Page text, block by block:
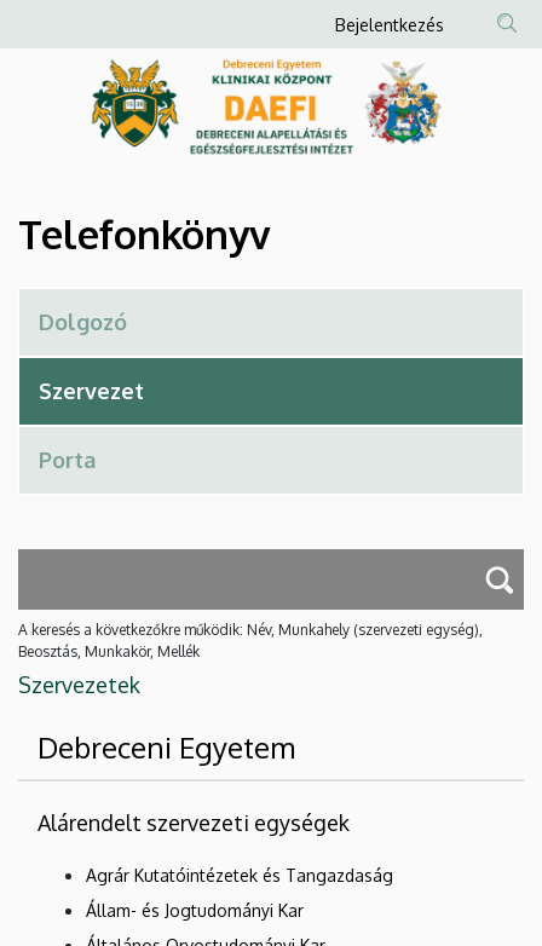
Debreceni
és
Egészségfejlesztési
Intézet
a
Anonim
Felhasználói
fiók
menüje
Bejelentkezés
Telefonkönyv
A keresés a következőkre működik: Név, Munkahely (szervezeti egység),
Beosztás, Munkakör, Mellék
Szervezetek
Debreceni Egyetem
Alárendelt szervezeti egységek
Agrár Kutatóintézetek és Tangazdaság
Állam- és Jogtudományi Kar